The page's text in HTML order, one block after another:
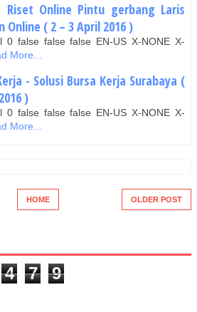
Riset Online Pintu gerbang Laris
Online ( 2 – 3 April 2016 )
0 false false false EN-US X-NONE X-
More...
- Solusi Bursa Kerja Surabaya (
)
0 false false false EN-US X-NONE X-
More...
OLDER POST
HOME
4 7 9